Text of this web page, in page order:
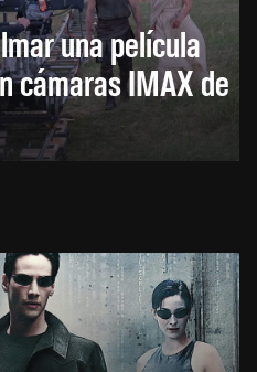
una película
cámaras IMAX de